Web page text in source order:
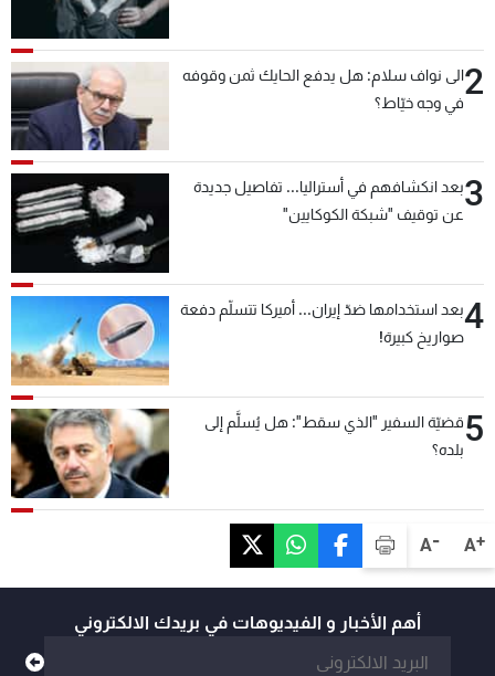
A+
A-
2الى نواف سلام: هل يدفع الحايك ثمن وقوفه
في وجه خيّاط؟
3بعد انكشافهم في أستراليا... تفاصيل جديدة
عن توقيف "شبكة الكوكايين"
4بعد استخدامها ضدّ إيران... أميركا تتسلّم دفعة
صواريخ كبيرة!
5قضيّة السفير "الذي سقط": هل يُسلَّم إلى
بلده؟
أهم الأخبار و الفيديوهات في بريدك الالكتروني